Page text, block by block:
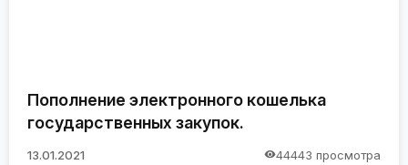
Пополнение электронного кошелька
государственных закупок.
13.01.2021 44443 просмотра